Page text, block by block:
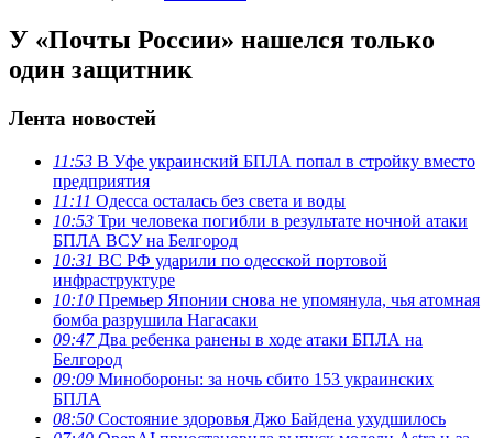
У «Почты России» нашелся только
один защитник
Лента новостей
11:53 В Уфе украинский БПЛА попал в стройку вместо
предприятия
11:11 Одесса осталась без света и воды
10:53 Три человека погибли в результате ночной атаки
БПЛА ВСУ на Белгород
10:31 ВС РФ ударили по одесской портовой
инфраструктуре
10:10 Премьер Японии снова не упомянула, чья атомная
бомба разрушила Нагасаки
09:47Два ребенка ранены в ходе атаки БПЛА на
Белгород
09:09 Минобороны: за ночь сбито 153 украинских
БПЛА
08:50 Состояние здоровья Джо Байдена ухудшилось